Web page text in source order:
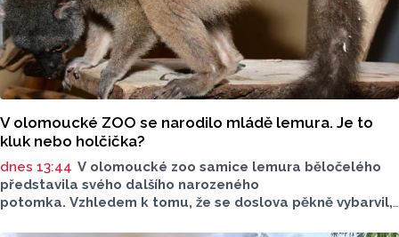
V olomoucké ZOO se narodilo mládě lemura. Je to
kluk nebo holčička?
dnes 13:44 V olomoucké zoo samice lemura běločelého
představila svého dalšího narozeného
potomka. Vzhledem k tomu, že se doslova pěkně vybarvil,